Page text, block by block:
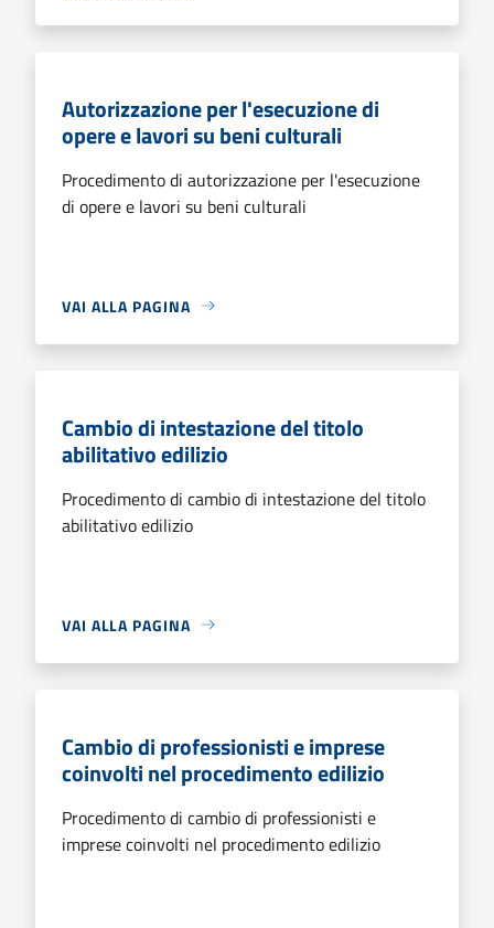
Autorizzazione per l'esecuzione di
opere e lavori su beni culturali
Procedimento di autorizzazione per l'esecuzione
di opere e lavori su beni culturali
VAI ALLA PAGINA
Cambio di intestazione del titolo
abilitativo edilizio
Procedimento di cambio di intestazione del titolo
abilitativo edilizio
VAI ALLA PAGINA
Cambio di professionisti e imprese
coinvolti nel procedimento edilizio
Procedimento di cambio di professionisti e
imprese coinvolti nel procedimento edilizio